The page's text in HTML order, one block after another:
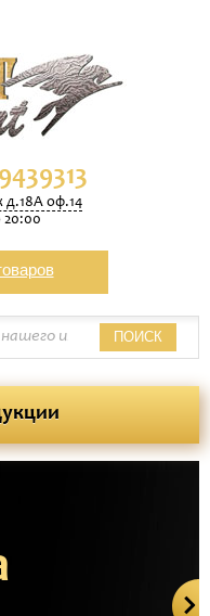
д.18А оф.14
20:00
ПОИСК